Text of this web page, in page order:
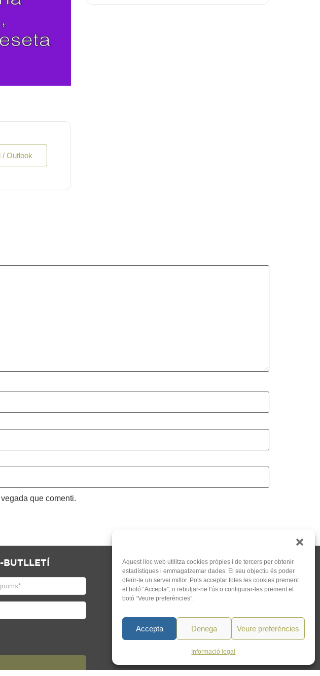
Aquest lloc web utilitza cookies pròpies i de tercers per obtenir
estadístiques i emmagatzemar dades. El seu objectiu és poder
oferir-te un servei millor. Pots acceptar totes les cookies prement
el botó “Accepta”, o rebutjar-ne l'ús o configurar-les prement el
botó “Veure preferències”.
Accepta Denega Veure preferències
Informació legal
/ Outlook
que comenti.
BUTLLETÍ
Barcelona
93 505 86 86